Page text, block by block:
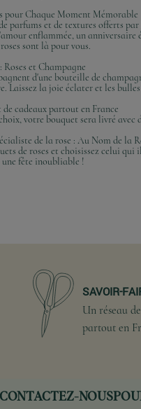
pour Chaque Moment Mémorable
et de textures offerts
enflammée, un
sont là pour vous.
et Champagne
d'une bouteille de
Laissez la joie éclater et les
cadeaux partout en France
votre bouquet sera livré avec
de la rose : Au Nom de la
de roses et choisissez celui
fête inoubliable !
SAVOIR-
Un réseau
partout en
CONTACTEZ-NOUS